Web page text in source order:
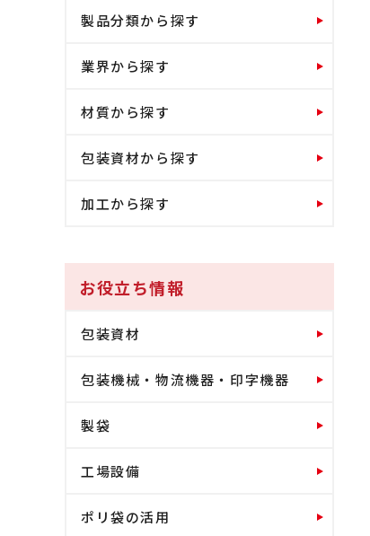
製品分類から探す
業界から探す
材質から探す
包装資材から探す
加工から探す
お役立ち情報
包装資材
包装機械・物流機器・印字機器
製袋
工場設備
ポリ袋の活用